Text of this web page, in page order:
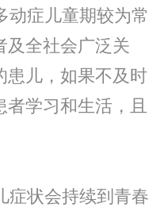
症儿童期较为常
及全社会广泛关
患儿，如果不及时
学习和生活，且
状会持续到青春